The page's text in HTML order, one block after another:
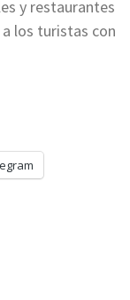
y restaurantes
los turistas con